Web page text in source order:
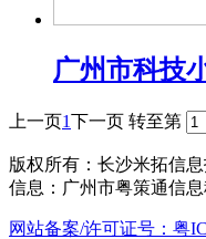
广州市科技
上一页1下一页 转至第
版权所有：长沙米拓信
信息：广州市粤策通信
网站备案/许可证号：粤